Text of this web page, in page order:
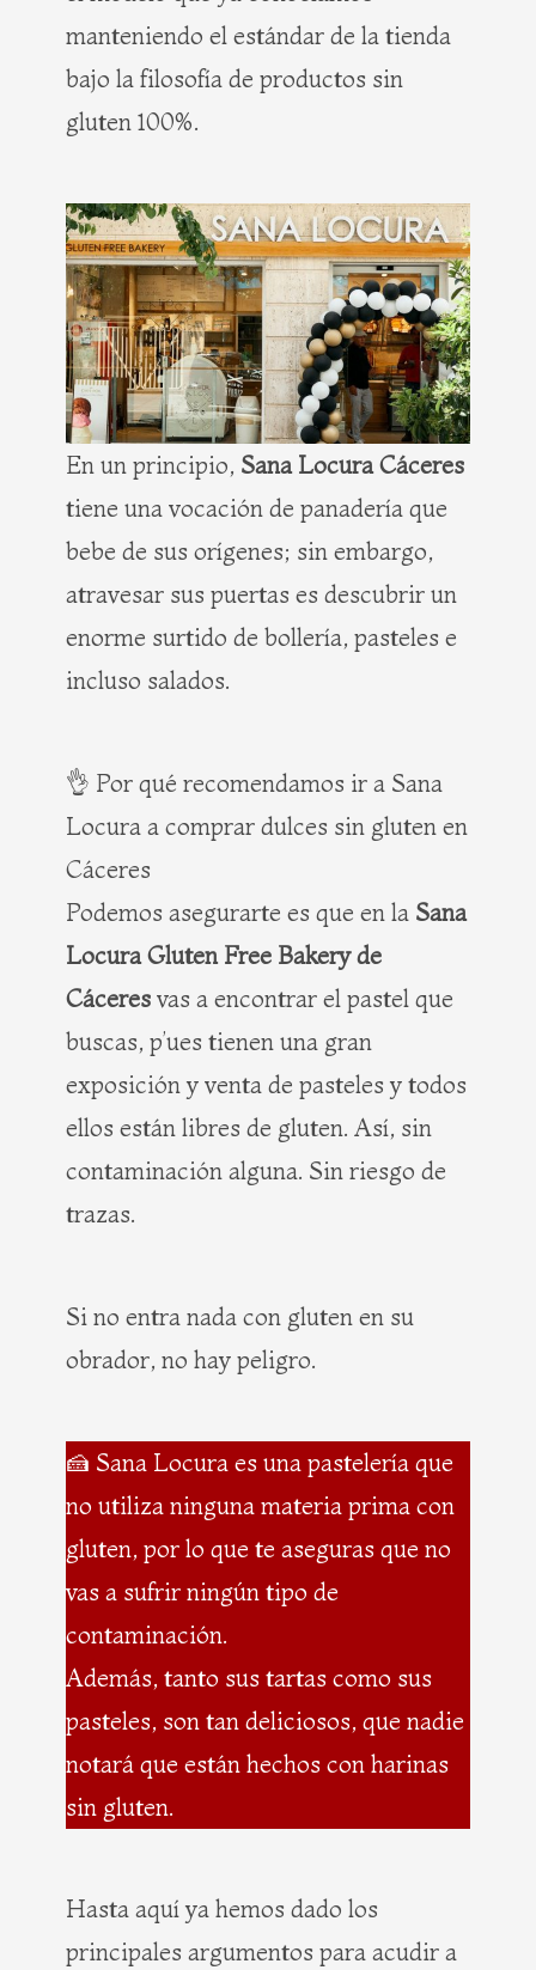
manteniendo el estándar de la tienda
bajo la filosofía de productos sin
gluten 100%.
En un principio, Sana Locura Cáceres
tiene una vocación de panadería que
bebe de sus orígenes; sin embargo,
atravesar sus puertas es descubrir un
enorme surtido de bollería, pasteles e
incluso salados.
👌 Por qué recomendamos ir a Sana
Locura a comprar dulces sin gluten en
Cáceres
Podemos asegurarte es que en la Sana
Locura Gluten Free Bakery de
Cáceres vas a encontrar el pastel que
buscas, p’ues tienen una gran
exposición y venta de pasteles y todos
ellos están libres de gluten. Así, sin
contaminación alguna. Sin riesgo de
trazas.
Si no entra nada con gluten en su
obrador, no hay peligro.
🍰 Sana Locura es una pastelería que
no utiliza ninguna materia prima con
gluten, por lo que te aseguras que no
vas a sufrir ningún tipo de
contaminación.
Además, tanto sus tartas como sus
pasteles, son tan deliciosos, que nadie
notará que están hechos con harinas
sin gluten.
Hasta aquí ya hemos dado los
principales argumentos para acudir a